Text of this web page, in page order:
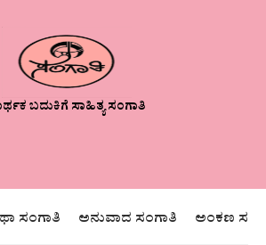
ಬದುಕಿಗೆ ಸಾಹಿತ್ಯ ಸಂಗಾತಿ
ಸಂಗಾತಿ ಅನುವಾದ ಸಂಗಾತಿ ಅಂಕಣ